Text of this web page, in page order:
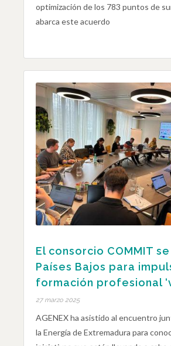
optimización de los 783 puntos de
abarca este acuerdo
El consorcio COMMIT
Países Bajos para
formación profesional
27 marzo 2025
AGENEX ha asistido al encuentro
la Energía de Extremadura para